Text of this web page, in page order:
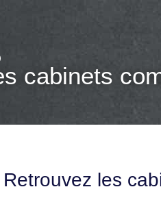
cabinets
Retrouvez les